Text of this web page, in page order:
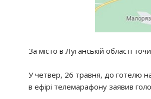
За місто в Луганській області
У четвер, 26 травня, до готелю
в ефірі телемарафону заявив